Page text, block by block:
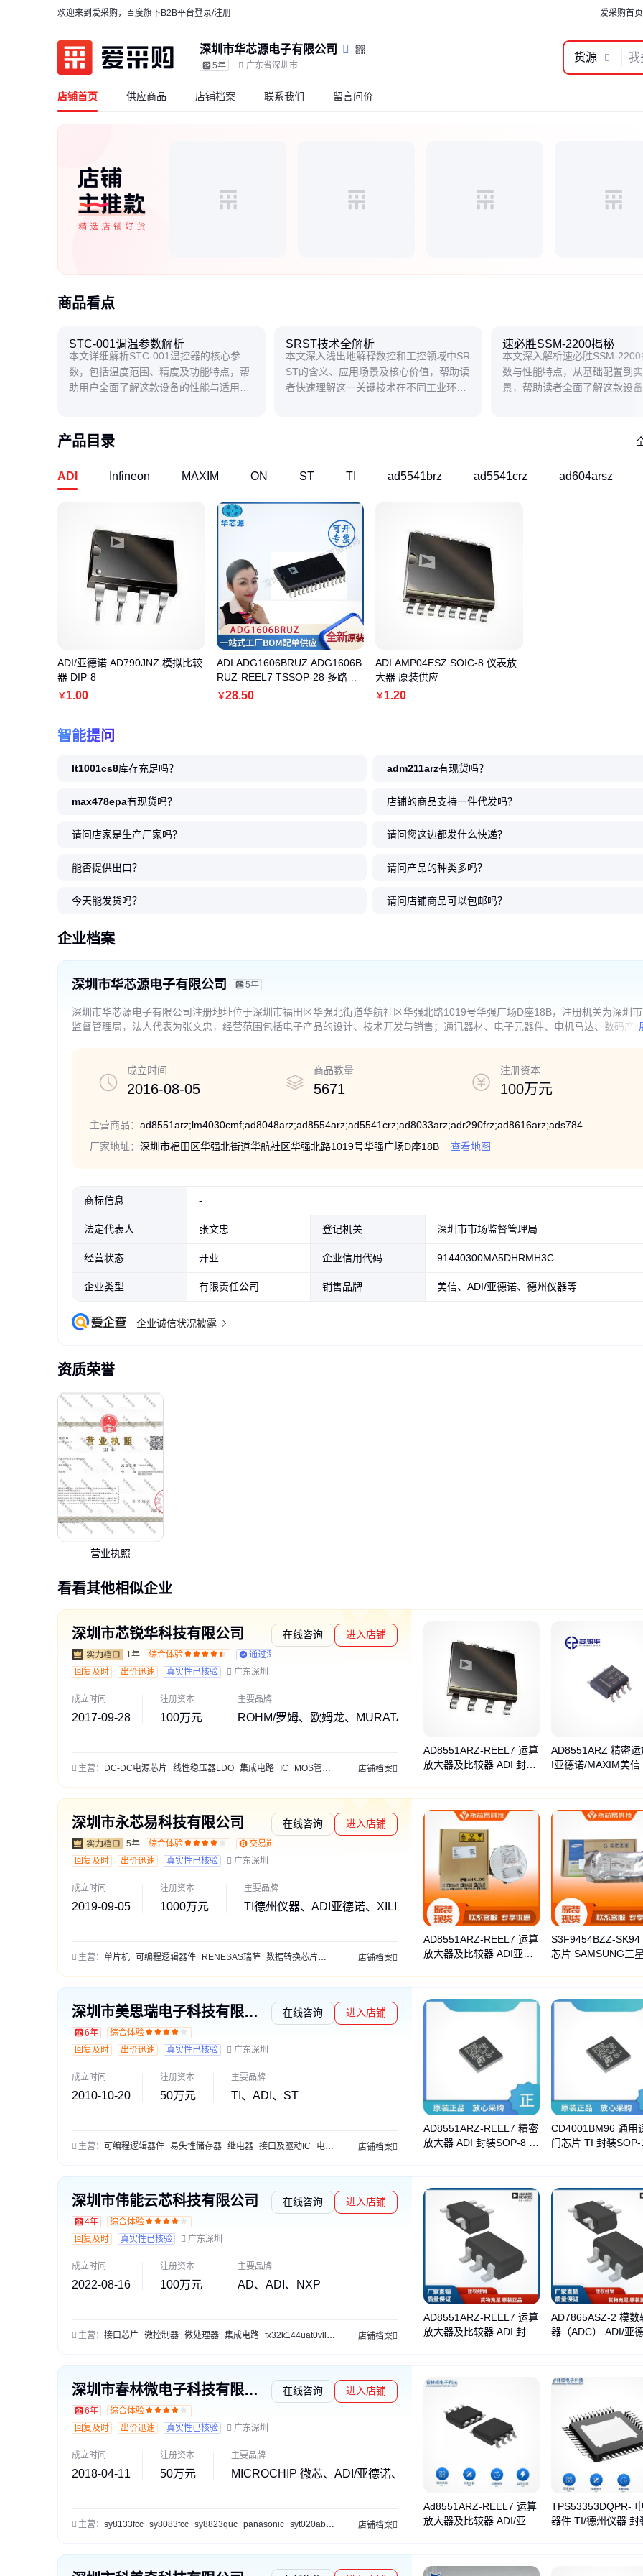
欢迎来到爱采购，百度旗下B2B平台登录/注册 爱采购首页
深圳市华芯源电子有限公司
5年 广东省深圳市
货源
店铺首页 供应商品 店铺档案 联系我们 留言问价
商品看点
STC-001调温参数解析
本文详细解析STC-001温控器的核心参
数，包括温度范围、精度及功能特点，帮
助用户全面了解这款设备的性能与适用场
SRST技术全解析
本文深入浅出地解释数控和工控领域中SR
ST的含义、应用场景及核心价值，帮助读
者快速理解这一关键技术在不同工业环境
速必胜SSM-2200揭秘
本文深入解析速必胜SSM-2200
数与性能特点，从基础配置到实
景，帮助读者全面了解这款设备
产品目录
ADI Infineon MAXIM ON ST TI ad5541brz ad5541crz ad604arsz
ADI/亚德诺 AD790JNZ 模拟比较
器 DIP-8
￥ 1.00
ADI ADG1606BRUZ ADG1606B
RUZ-REEL7 TSSOP-28 多路复
用开关
￥28.50
ADI AMP04ESZ SOIC-8 仪表放
大器 原装供应
￥ 1.20
智能提问
lt1001cs8库存充足吗？ adm211arz有现货吗？
max478epa有现货吗？ 店铺的商品支持一件代发吗？
请问店家是生产厂家吗？ 请问您这边都发什么快递？
能否提供出口？ 请问产品的种类多吗？
今天能发货吗？ 请问店铺商品可以包邮吗？
企业档案
深圳市华芯源电子有限公司 5年
深圳市华芯源电子有限公司注册地址位于深圳市福田区华强北街道华航社区华强北路1019号华强广场D座18B，注册机关为深圳
监督管理局，法人代表为张文忠，经营范围包括电子产品的设计、技术开发与销售；通讯器材、电子元器件、电机马达、数码产
（法律、行政法规、国务院决定禁止的项目除外，限制的项目须取得许可后方可经营）^
成立时间
2016-08-05
商品数量
5671
注册资本
100万元
主营商品：
厂家地址： 深圳市福田区华强北街道华航社区华强北路1019号华强广场D座18B 查看地图
商标信息 -
法定代表人 张文忠 登记机关 深圳市市场监督管理局
经营状态 开业 企业信用代码 91440300MA5DHRMH3C
企业类型 有限责任公司 销售品牌 美信、ADI/亚德诺、德州仪器等
企业诚信状况披露
资质荣誉
营业执照
看看其他相似企业
深圳市芯锐华科技有限公司
1年 综合体验 通过深度核验
在线咨询 进入店铺
回复及时 出价迅速 真实性已核验 广东深圳
成立时间
2017-09-28
注册资本
100万元
主要品牌
ROHM/罗姆、欧姆龙、MURATA
主营： DC-DC电源芯片 线性稳压器LDO 集成电路 IC MOS管 贴片电容
店铺档案
AD8551ARZ-REEL7 运算
放大器及比较器 ADI 封装
AD8551ARZ 精密运
I亚德诺/MAXIM美信
深圳市永芯易科技有限公司
5年 综合体验 交易勋章L1
在线咨询 进入店铺
回复及时 出价迅速 真实性已核验 广东深圳
成立时间
2019-09-05
注册资本
1000万元
主要品牌
TI德州仪器、ADI亚德诺、XILINX赛灵思
主营： 单片机 可编程逻辑器件 RENESAS瑞萨 数据转换芯片 数字信号处理器 中科芯 接口芯片 TI德州仪器 存储芯片 赛灵思 ADI亚
店铺档案
AD8551ARZ-REEL7 运算
放大器及比较器 ADI亚德
S3F9454BZZ-SK94
芯片 SAMSUNG三星
深圳市美思瑞电子科技有限公司
6年 综合体验
在线咨询 进入店铺
回复及时 出价迅速 真实性已核验 广东深圳
成立时间
2010-10-20
注册资本
50万元
主要品牌
TI、ADI、ST
主营： 可编程逻辑器件 易失性储存器 继电器 接口及驱动IC 电源管理芯片 单片机 模拟芯片 集成电路 滤波器 处理器及微控制器 逻辑芯片 时
店铺档案
AD8551ARZ-REEL7 精密
放大器 ADI 封装SOP-8 批
CD4001BM96 通用
门芯片 TI 封装SOP-
深圳市伟能云芯科技有限公司
4年 综合体验
在线咨询 进入店铺
回复及时 真实性已核验 广东深圳
成立时间
2022-08-16
注册资本
100万元
主要品牌
AD、ADI、NXP
主营： 接口芯片 微控制器 微处理器 集成电路 fx32k144uat0vllt 电源管理芯片
店铺档案
AD8551ARZ-REEL7 运算
放大器及比较器 ADI 封装
AD7865ASZ-2 模数
器（ADC） ADI/亚德
深圳市春林微电子科技有限公司
6年 综合体验
在线咨询 进入店铺
回复及时 出价迅速 真实性已核验 广东深圳
成立时间
2018-04-11
注册资本
50万元
主要品牌
MICROCHIP 微芯、ADI/亚德诺、德州仪器
主营： sy8133fcc sy8083fcc sy8823quc panasonic syt020abc lt3092edd sy8153fcc ip101a-lf ee-sx1140 m23636-15 转换器 sy8035dbc
店铺档案
Ad8551ARZ-REEL7 运算
放大器及比较器 ADI/亚德
TPS53353DQPR-
器件 TI/德州仪器 封